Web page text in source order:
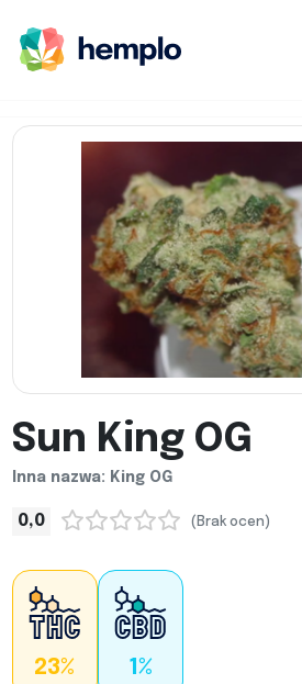
Sun King OG
Inna nazwa: King OG
0,0 (Brak ocen)
23% 1%